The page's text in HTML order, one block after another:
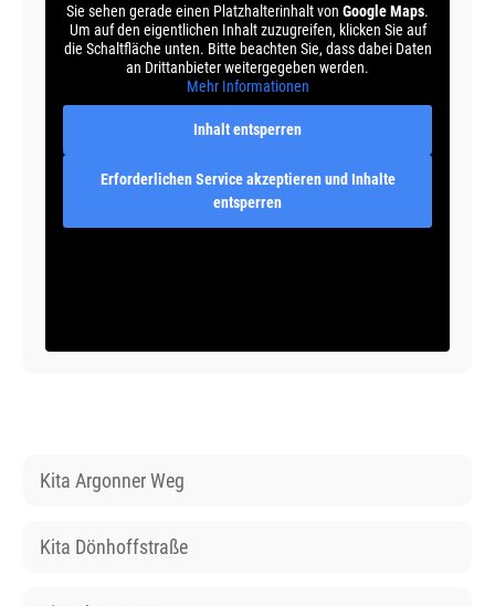
Sie sehen gerade einen Platzhalterinhalt von Google Maps.
Um auf den eigentlichen Inhalt zuzugreifen, klicken Sie auf
die Schaltfläche unten. Bitte beachten Sie, dass dabei Daten
an Drittanbieter weitergegeben werden.
Mehr Informationen
Inhalt entsperren
Erforderlichen Service akzeptieren und Inhalte
entsperren
Kita Argonner Weg
Kita Dönhoffstraße